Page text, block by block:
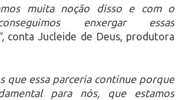
muita noção disso e com o
enxergar essas
conta Jucleide de Deus, produtora
que essa parceria continue porque
para nós, que estamos